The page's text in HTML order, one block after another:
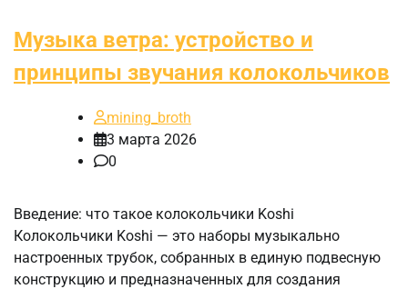
Музыка ветра: устройство и
принципы звучания колокольчиков
mining_broth
3 марта 2026
0
Введение: что такое колокольчики Koshi
Колокольчики Koshi — это наборы музыкально
настроенных трубок, собранных в единую подвесную
конструкцию и предназначенных для создания